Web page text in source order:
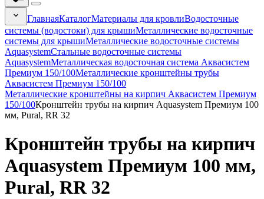
ГлавнаяКаталогМатериалы для кровлиВодосточные
системы (водостоки) для крышиМеталлические водосточные
системы для крышиМеталлические водосточные системы
AquasystemСтальные водосточные системы
AquasystemМеталлическая водосточная система Аквасистем
Премиум 150/100Металлические кронштейны трубы
Аквасистем Премиум 150/100
Металлические кронштейны на кирпич Аквасистем Премиум
150/100Кронштейн трубы на кирпич Aquasystem Премиум 100
мм, Pural, RR 32
Кронштейн трубы на кирпич
Aquasystem Премиум 100 мм,
Pural, RR 32